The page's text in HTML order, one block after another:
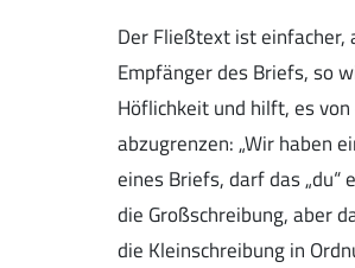
Der Fließtext ist einfacher,
Empfänger des Briefs, so
Höflichkeit und hilft, es
abzugrenzen: „Wir haben
eines Briefs, darf das
die Großschreibung, aber
die Kleinschreibung in